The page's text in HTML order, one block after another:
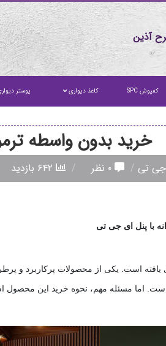
آذین
کفپوش SPC کاغذ دیواری پوستر
خرید بدون واسطه
جی تی ۰ نظر
با پنل ای جی تی
است. یکی از محصولات پرکاربرد و
است. اما مسئله مهم، نحوه خرید این